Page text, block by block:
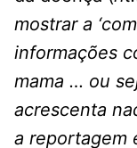
mostrar a
informações
mama … ou
acrescenta
a reportagem